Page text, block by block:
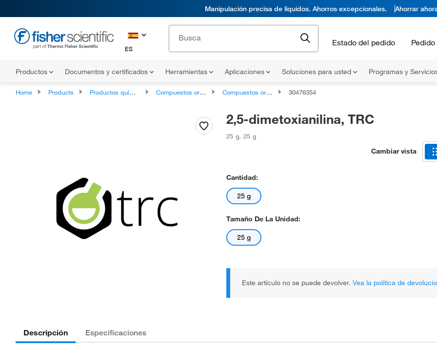
Manipulación precisa de líquidos. Ahorros excepcionales. Ahorrar
ES
Estado del pedido
Productos Documentos y certificados Herramientas Aplicaciones Soluciones para usted Programas y
Home Products Productos químicos Compuestos orgánicos Compuestos orgánicos no clasificados 30476354
2,5-dimetoxianilina, TRC
25 g, 25 g
Cambiar vista
Cantidad:
25 g
Tamaño De La Unidad:
25 g
Este artículo no se puede devolver. Vea la política de
Descripción Especificaciones